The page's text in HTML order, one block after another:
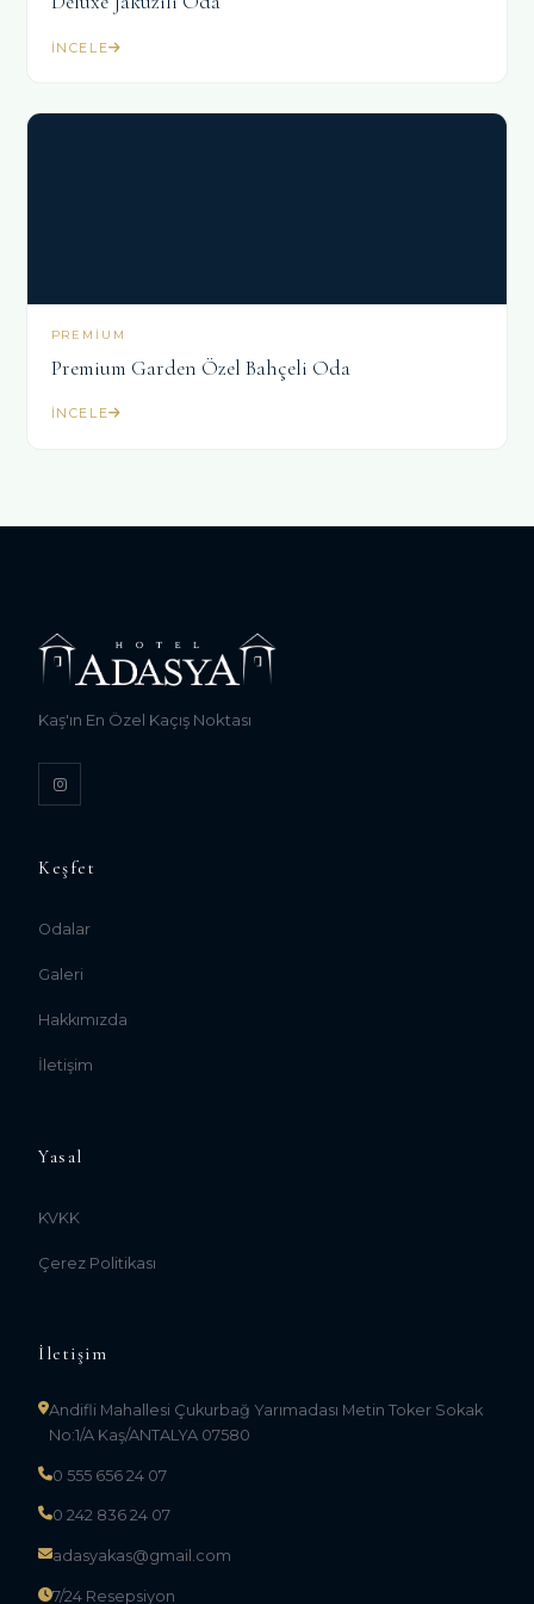
İNCELE
PREMIUM
Premium Garden Özel Bahçeli Oda
İNCELE
Kaş'ın En Özel Kaçış Noktası
Keşfet
Odalar
Galeri
Hakkımızda
İletişim
Yasal
KVKK
Çerez Politikası
İletişim
Andifli Mahallesi Çukurbağ Yarımadası Metin Toker Sokak
No:1/A Kaş/ANTALYA 07580
0 555 656 24 07
0 242 836 24 07
adasyakas@gmail.com
7/24 Resepsiyon